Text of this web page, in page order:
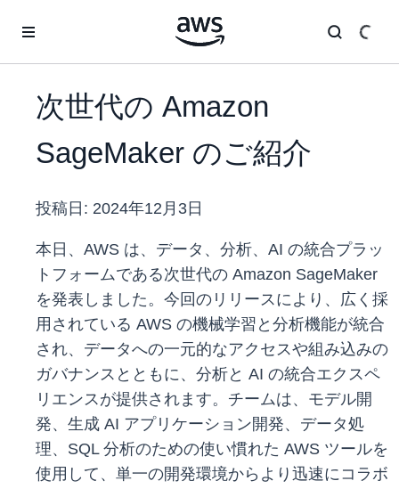
次世代の Amazon
SageMaker のご紹介
投稿日: 2024年12月3日
本日、AWS は、データ、分析、AI の統合プラッ
トフォームである次世代の Amazon SageMaker
を発表しました。今回のリリースにより、広く採
用されている AWS の機械学習と分析機能が統合
され、データへの一元的なアクセスや組み込みの
ガバナンスとともに、分析と AI の統合エクスペ
リエンスが提供されます。チームは、モデル開
発、生成 AI アプリケーション開発、データ処
理、SQL 分析のための使い慣れた AWS ツールを
使用して、単一の開発環境からより迅速にコラボ